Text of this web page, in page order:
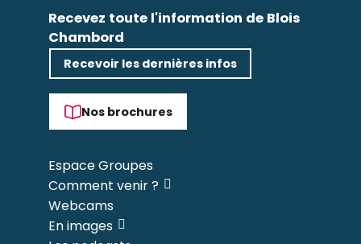
Recevez toute l'information de Blois
Chambord
Recevoir les dernières infos
Nos brochures
Espace Groupes
Comment venir ?
Webcams
En images